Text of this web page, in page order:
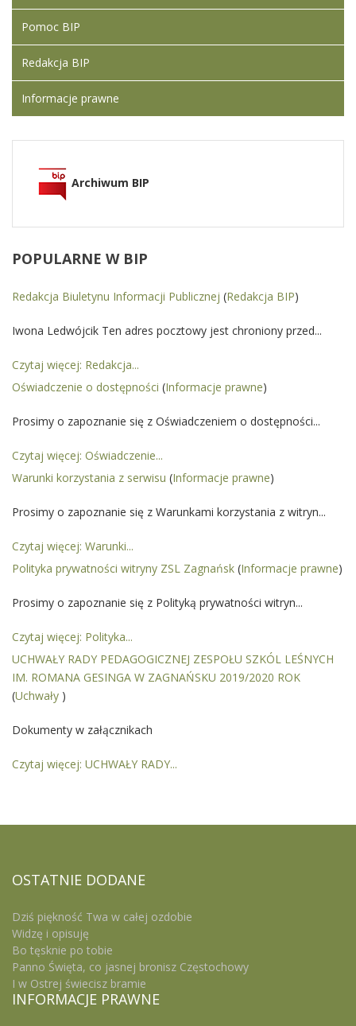
Pomoc BIP
Redakcja BIP
Informacje prawne
Archiwum BIP
POPULARNE W BIP
Redakcja Biuletynu Informacji Publicznej (Redakcja BIP)
Iwona Ledwójcik Ten adres pocztowy jest chroniony przed...
Czytaj więcej: Redakcja...
Oświadczenie o dostępności (Informacje prawne)
Prosimy o zapoznanie się z Oświadczeniem o dostępności...
Czytaj więcej: Oświadczenie...
Warunki korzystania z serwisu (Informacje prawne)
Prosimy o zapoznanie się z Warunkami korzystania z witryn...
Czytaj więcej: Warunki...
Polityka prywatności witryny ZSL Zagnańsk (Informacje prawne)
Prosimy o zapoznanie się z Polityką prywatności witryn...
Czytaj więcej: Polityka...
UCHWAŁY RADY PEDAGOGICZNEJ ZESPOŁU SZKÓL LEŚNYCH
IM. ROMANA GESINGA W ZAGNAŃSKU 2019/2020 ROK
(Uchwały )
Dokumenty w załącznikach
Czytaj więcej: UCHWAŁY RADY...
OSTATNIE DODANE
Dziś piękność Twa w całej ozdobie
Widzę i opisuję
Bo tęsknie po tobie
Panno Święta, co jasnej bronisz Częstochowy
I w Ostrej świecisz bramie
INFORMACJE PRAWNE